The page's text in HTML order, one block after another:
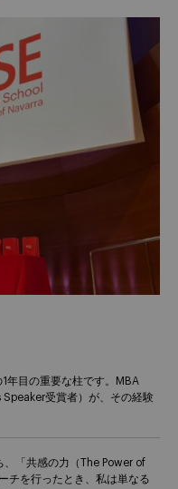
年目の重要な柱です。MBA
受賞者）が、その経験
「共感の力（The Power of
チを行ったとき、私は単なる